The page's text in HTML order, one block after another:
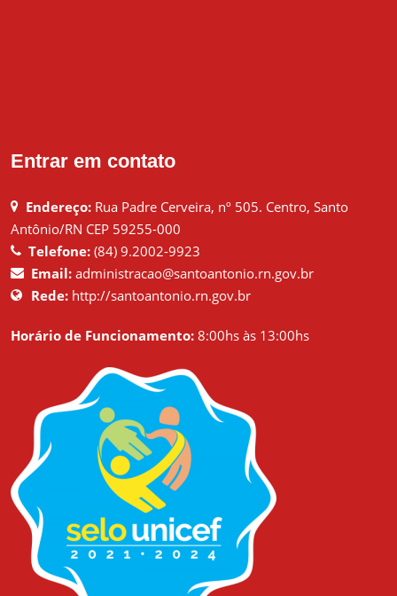
Entrar em contato
Endereço: Rua Padre Cerveira, nº 505. Centro, Santo
Antônio/RN CEP 59255-000
Telefone: (84) 9.2002-9923
Email: administracao@santoantonio.rn.gov.br
Rede: http://santoantonio.rn.gov.br
Horário de Funcionamento: 8:00hs às 13:00hs